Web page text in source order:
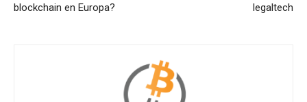
blockchain en Europa?
legaltech